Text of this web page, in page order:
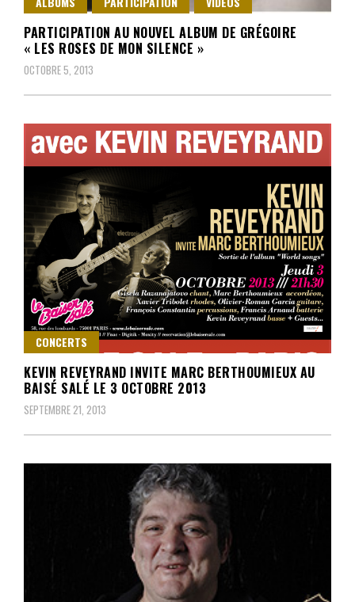
PARTICIPATION AU NOUVEL ALBUM DE GRÉGOIRE
« LES ROSES DE MON SILENCE »
OCTOBRE 5, 2013
CONCERTS
KEVIN REVEYRAND INVITE MARC BERTHOUMIEUX AU
BAISÉ SALÉ LE 3 OCTOBRE 2013
SEPTEMBRE 21, 2013